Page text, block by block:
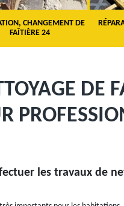
CHANGEMENT DE
FAÎTIÈRE 24
DE
les travaux de